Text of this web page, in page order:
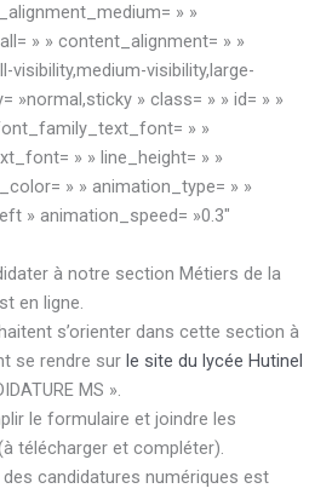
» »
» » content_alignment= » »
visibility,medium-visibility,large-
»normal,sticky » class= » » id= » »
» »
» » line_height= » »
» » animation_type= » »
» animation_speed= »0.3″
à notre section Métiers de la
en ligne.
s’orienter dans cette section à
se rendre sur le site du lycée Hutinel
MS ».
le formulaire et joindre les
télécharger et compléter).
des candidatures numériques est